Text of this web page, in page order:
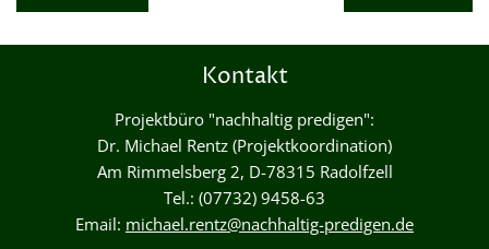
Kontakt
Projektbüro "nachhaltig predigen":
Dr. Michael Rentz (Projektkoordination)
Am Rimmelsberg 2, D-78315 Radolfzell
Tel.: (07732) 9458-63
Email: michael.rentz@nachhaltig-predigen.de